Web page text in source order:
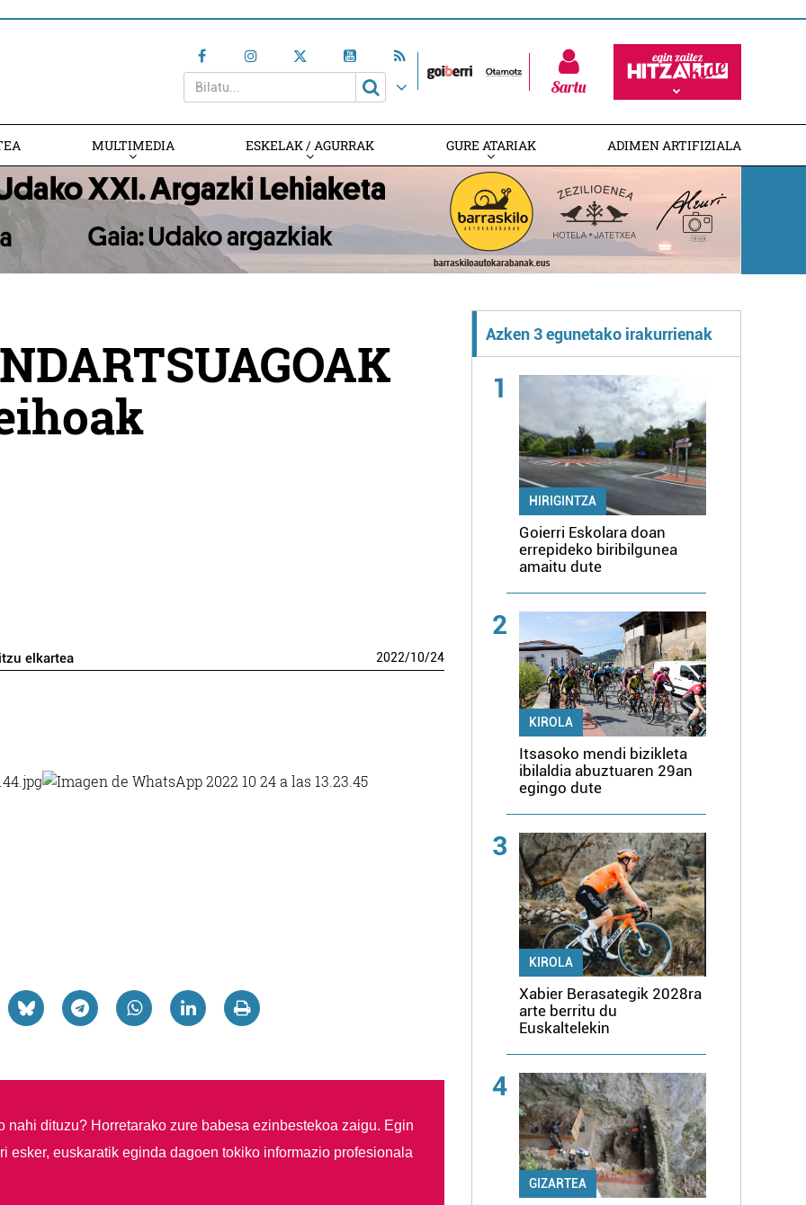
Sartu
MULTIMEDIA ESKELAK / AGURRAK GURE ATARIAK ADIMEN ARTIFIZIALA
elkartea 2022/10/24
nahi dituzu? Horretarako zure babesa ezinbestekoa zaigu. Egin
esker, euskaratik eginda dagoen tokiko informazio profesionala
Azken 3 egunetako irakurrienak
1
HIRIGINTZA
Goierri Eskolara doan
errepideko biribilgunea
amaitu dute
2
KIROLA
Itsasoko mendi bizikleta
ibilaldia abuztuaren 29an
egingo dute
3
KIROLA
Xabier Berasategik 2028ra
arte berritu du
Euskaltelekin
4
GIZARTEA